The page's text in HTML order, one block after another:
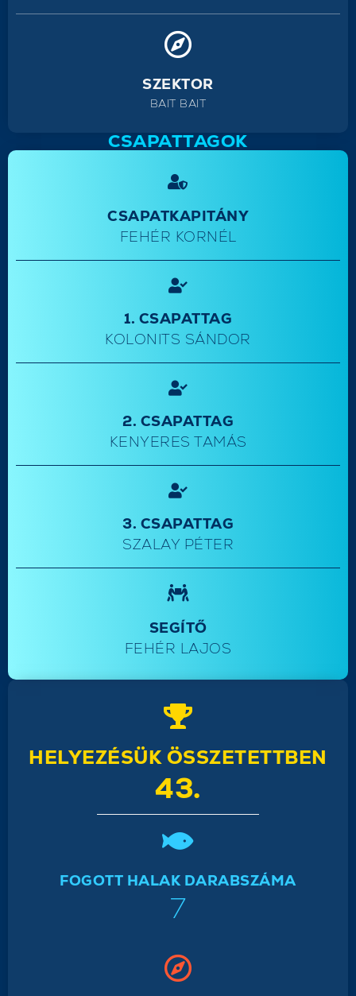
SZEKTOR
BAIT BAIT
CSAPATTAGOK
CSAPATKAPITÁNY
FEHÉR KORNÉL
1. CSAPATTAG
KOLONITS SÁNDOR
2. CSAPATTAG
KENYERES TAMÁS
3. CSAPATTAG
SZALAY PÉTER
SEGÍTŐ
FEHÉR LAJOS
HELYEZÉSÜK ÖSSZETETTBEN
43.
FOGOTT HALAK DARABSZÁMA
7